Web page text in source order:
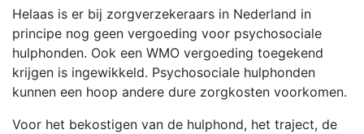
Helaas is er bij zorgverzekeraars in Nederland in
principe nog geen vergoeding voor psychosociale
hulphonden. Ook een WMO vergoeding toegekend
krijgen is ingewikkeld. Psychosociale hulphonden
kunnen een hoop andere dure zorgkosten voorkomen.
Voor het bekostigen van de hulphond, het traject, de